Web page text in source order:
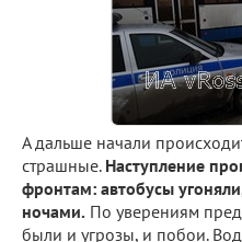
А дальше начали
страшные. Наступление
фронтам: автобусы
ночами. По уверениям
были и угрозы, и побои.